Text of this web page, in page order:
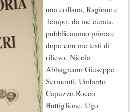
una collana, Ragione e
Tempo, da me curata,
pubblicammo prima e
dopo con me testi di
rilievo, Nicola
Abbagnano Giuseppe
Sermonti, Umberto
Capuzzo,Rocco
Buttiglione, Ugo